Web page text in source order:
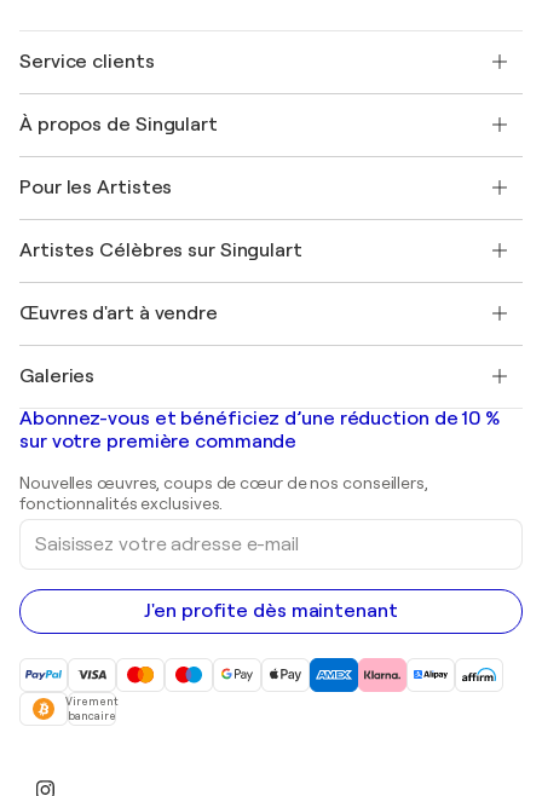
Service clients
Expédition
Offrir une carte cadeau
Rejoignez notre programme commercial
Mon compte
+33 1 76 44 06 42
À propos de Singulart
FAQ
Magazine Singulart
Emplois
Découvrez une sélection d'art original
Pour les Artistes
Se connecter en tant qu'Artiste
Artistes Célèbres sur Singulart
Marc Chagall
Banksy
Mr. Brainwash
Shepard Fairey
Œuvres d'art à vendre
Tableaux abstraits à vendre
Peintures de paysage
Estampes
Peintures acryliques
Galeries
Galeries d'art en France
Galeries d'art en Belgique
Abonnez-vous et bénéficiez d’une réduction de 10 %
sur votre première commande
Nouvelles œuvres, coups de cœur de nos conseillers,
fonctionnalités exclusives.
Saisissez
votre
adresse
e-
mail
J'en profite dès maintenant
Virement
bancaire